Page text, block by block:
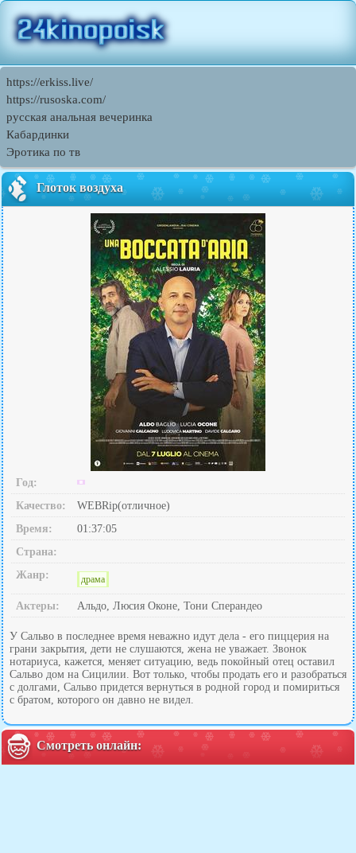
https://erkiss.live/
https://rusoska.com/
русская анальная вечеринка
Кабардинки
Эротика по тв
Глоток воздуха
Год:
Качество:
WEBRip(отличное)
Время:
01:37:05
Страна:
Жанр:
драма
Актеры: Альдо, Люсия Оконе, Тони Сперандео
У Сальво в последнее время неважно идут дела - его пиццерия на
грани закрытия, дети не слушаются, жена не уважает. Звонок
нотариуса, кажется, меняет ситуацию, ведь покойный отец оставил
Сальво дом на Сицилии. Вот только, чтобы продать его и разобраться
с долгами, Сальво придется вернуться в родной город и помириться
с братом, которого он давно не видел.
Смотреть онлайн: